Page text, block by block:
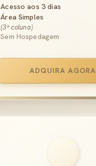
Acesso aos 3 dias
Área Simples
(3ª coluna)
Sem Hospedagem
ADQUIRA AGORA